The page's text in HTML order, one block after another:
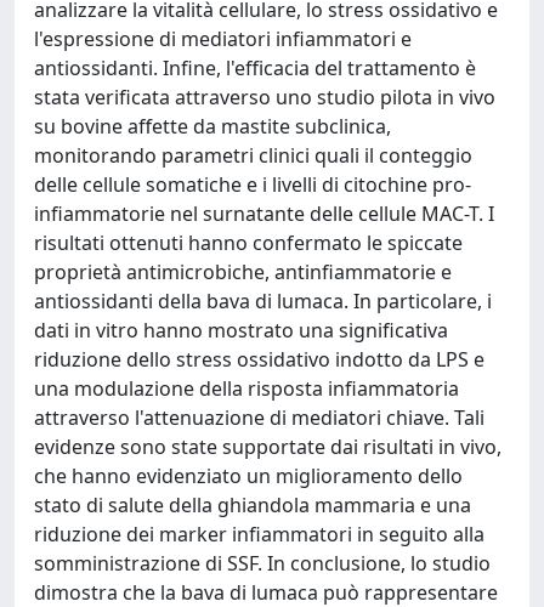
analizzare la vitalità cellulare, lo stress ossidativo e
l'espressione di mediatori infiammatori e
antiossidanti. Infine, l'efficacia del trattamento è
stata verificata attraverso uno studio pilota in vivo
su bovine affette da mastite subclinica,
monitorando parametri clinici quali il conteggio
delle cellule somatiche e i livelli di citochine pro-
infiammatorie nel surnatante delle cellule MAC-T. I
risultati ottenuti hanno confermato le spiccate
proprietà antimicrobiche, antinfiammatorie e
antiossidanti della bava di lumaca. In particolare, i
dati in vitro hanno mostrato una significativa
riduzione dello stress ossidativo indotto da LPS e
una modulazione della risposta infiammatoria
attraverso l'attenuazione di mediatori chiave. Tali
evidenze sono state supportate dai risultati in vivo,
che hanno evidenziato un miglioramento dello
stato di salute della ghiandola mammaria e una
riduzione dei marker infiammatori in seguito alla
somministrazione di SSF. In conclusione, lo studio
dimostra che la bava di lumaca può rappresentare